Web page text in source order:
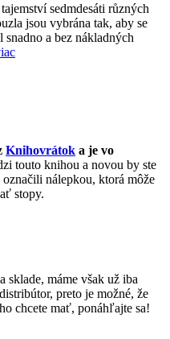
sedmdesáti různých
jsou vybrána tak, aby se
a bez nákladných
Knihovrátok a je vo
touto knihou a novou by ste
nálepkou, ktorá môže
stopy.
sklade, máme však už iba
preto je možné, že
chcete mať, ponáhľajte sa!